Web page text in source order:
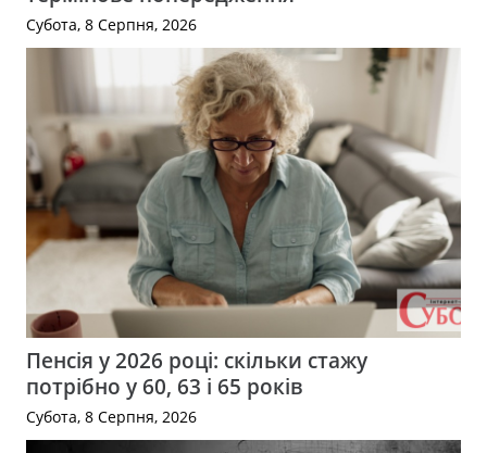
Субота, 8 Серпня, 2026
Пенсія у 2026 році: скільки стажу
потрібно у 60, 63 і 65 років
Субота, 8 Серпня, 2026